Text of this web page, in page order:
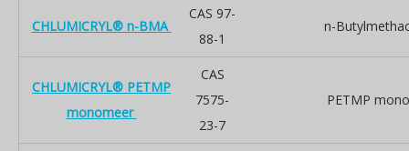
CHLUMICRYL® n-BMA
CAS 97-
88-1
n-
CHLUMICRYL® PETMP
monomeer
CAS
7575-
23-7
PETMP